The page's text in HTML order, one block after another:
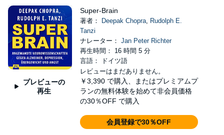
プレビューの
再生
Super-Brain
著者： Deepak Chopra,
Rudolph E.
Tanzi
ナレーター： Jan Peter Richter
再生時間： 16 時間 5 分
言語： ドイツ語
レビューはまだありません。
￥3,390 で購入、またはプレミアムプ
ランの無料体験を始めて非会員価格
の30％OFF で購入
会員登録で30％OFF